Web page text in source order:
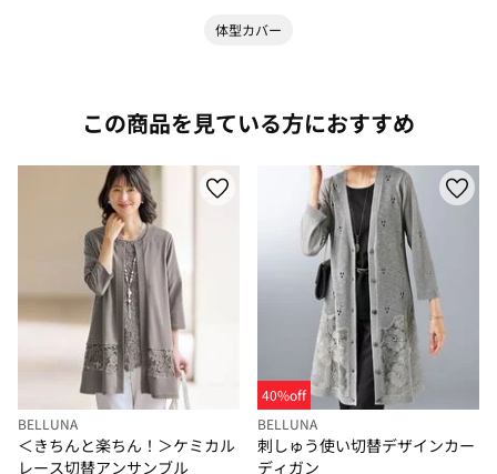
体型カバー
この商品を見ている方におすすめ
BELLUNA
＜きちんと楽ちん！＞ケミカル
レース切替アンサンブル
40%off
BELLUNA
刺しゅう使い切替デザインカー
ディガン